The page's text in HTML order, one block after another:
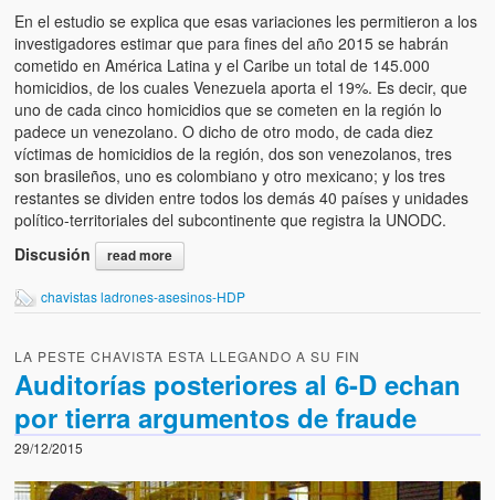
En el estudio se explica que esas variaciones les permitieron a los
investigadores estimar que para fines del año 2015 se habrán
cometido en América Latina y el Caribe un total de 145.000
homicidios, de los cuales Venezuela aporta el 19%. Es decir, que
uno de cada cinco homicidios que se cometen en la región lo
padece un venezolano. O dicho de otro modo, de cada diez
víctimas de homicidios de la región, dos son venezolanos, tres
son brasileños, uno es colombiano y otro mexicano; y los tres
restantes se dividen entre todos los demás 40 países y unidades
político-territoriales del subcontinente que registra la UNODC.
Discusión
read more
chavistas ladrones-asesinos-HDP
LA PESTE CHAVISTA ESTA LLEGANDO A SU FIN
Auditorías posteriores al 6-D echan
por tierra argumentos de fraude
29/12/2015